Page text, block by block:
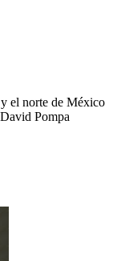
el norte de México
Pompa